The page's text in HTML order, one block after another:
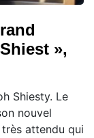
»,
Shiesty. Le
nouvel
attendu qui